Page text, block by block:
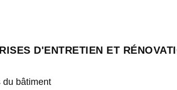
D'ENTRETIEN ET
du bâtiment